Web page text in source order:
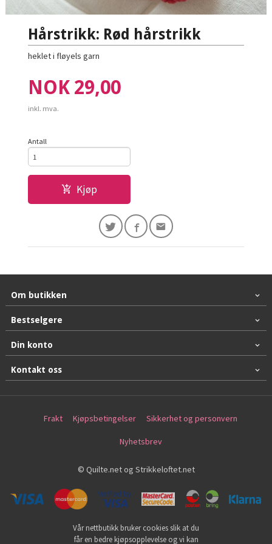
Hårstrikk: Rød hårstrikk
heklet i fløyels garn
Pris
NOK 29,00
inkl. mva.
Antall
Kjøp
Om butikken
Bestselgere
Din konto
Kontakt oss
Frakt Kjøpsbetingelser Sikkerhet og personvern
Nyhetsbrev
© Quilte.net og Strikkeloftet.net
Vår nettbutikk bruker cookies slik at du
får en bedre kjøpsopplevelse og vi kan